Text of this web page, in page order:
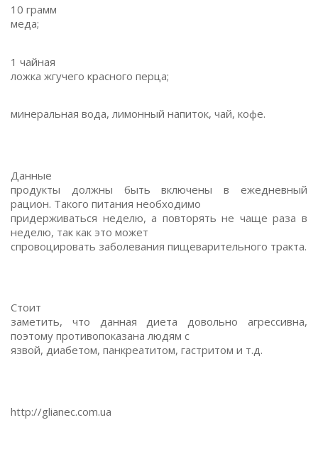
10 грамм
меда;
1 чайная
ложка жгучего красного перца;
минеральная вода, лимонный напиток, чай, кофе.
Данные
продукты должны быть включены в ежедневный
рацион. Такого питания необходимо
придерживаться неделю, а повторять не чаще раза в
неделю, так как это может
спровоцировать заболевания пищеварительного тракта.
Стоит
заметить, что данная диета довольно агрессивна,
поэтому противопоказана людям с
язвой, диабетом, панкреатитом, гастритом и т.д.
http://glianec.com.ua